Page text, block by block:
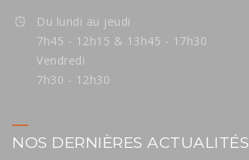
Du lundi au jeudi
7h45 - 12h15 & 13h45 - 17h30
Vendredi
7h30 - 12h30
NOS DERNIÈRES ACTUALITÉS